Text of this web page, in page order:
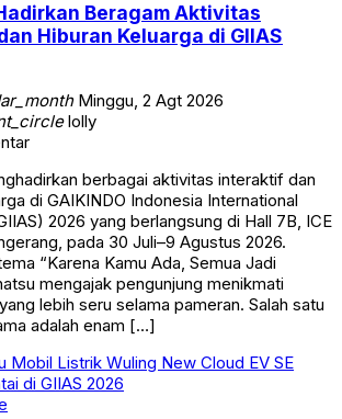
Beragam Aktivitas
Hiburan Keluarga di GIIAS
Minggu, 2 Agt 2026
lolly
berbagai aktivitas interaktif dan
di GAIKINDO Indonesia International
2026 yang berlangsung di Hall 7B, ICE
pada 30 Juli–9 Agustus 2026.
“Karena Kamu Ada, Semua Jadi
mengajak pengunjung menikmati
lebih seru selama pameran. Salah satu
adalah enam […]